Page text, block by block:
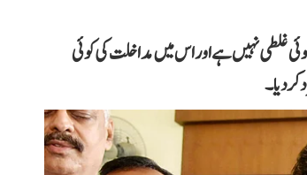
غلطی نہیں ہے اور اس میں مداخلت کی کوئی